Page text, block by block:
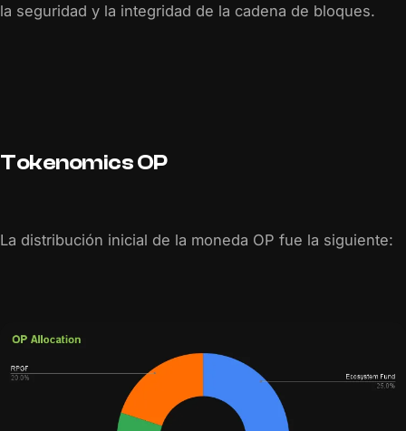
la seguridad y la integridad de la cadena de bloques.
Tokenomics OP
La distribución inicial de la moneda OP fue la siguiente: